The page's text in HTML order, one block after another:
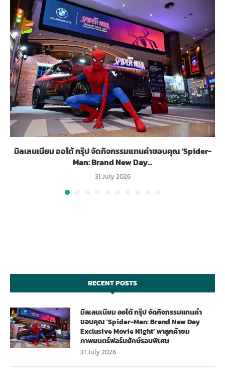
มิลเลนเนียม ออโต้ กรุ๊ป จัดกิจกรรมแทนคำขอบคุณ ‘Spider-
Man: Brand New Day...
31 July 2026
RECENT POSTS
มิลเลนเนียม ออโต้ กรุ๊ป จัดกิจกรรมแทนคำ
ขอบคุณ ‘Spider-Man: Brand New Day
Exclusive Movie Night’ พาลูกค้าชม
ภาพยนตร์ฟอร์มยักษ์รอบพิเศษ
31 July 2026